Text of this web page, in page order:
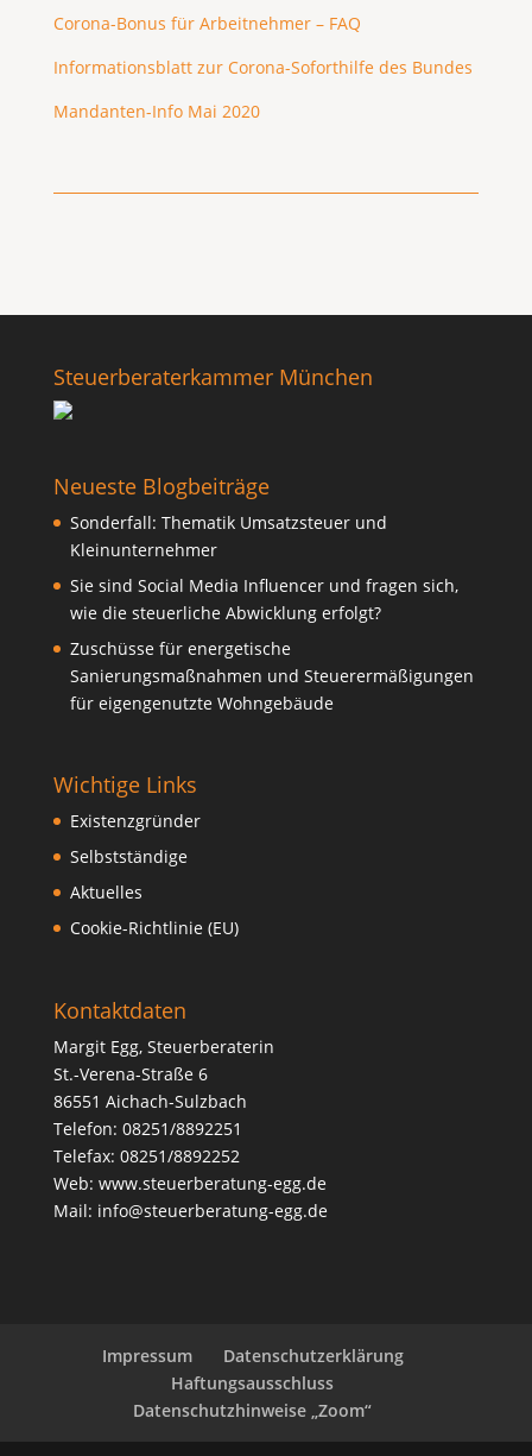
Corona-Bonus für Arbeitnehmer – FAQ
Informationsblatt zur Corona-Soforthilfe des Bundes
Mandanten-Info Mai 2020
Steuerberaterkammer München
Neueste Blogbeiträge
Sonderfall: Thematik Umsatzsteuer und
Kleinunternehmer
Sie sind Social Media Influencer und fragen sich,
wie die steuerliche Abwicklung erfolgt?
Zuschüsse für energetische
Sanierungsmaßnahmen und Steuerermäßigungen
für eigengenutzte Wohngebäude
Wichtige Links
Existenzgründer
Selbstständige
Aktuelles
Cookie-Richtlinie (EU)
Kontaktdaten
Margit Egg, Steuerberaterin
St.-Verena-Straße 6
86551 Aichach-Sulzbach
Telefon: 08251/8892251
Telefax: 08251/8892252
Web: www.steuerberatung-egg.de
Mail: info@steuerberatung-egg.de
Impressum
Datenschutzerklärung
Haftungsausschluss
Datenschutzhinweise „Zoom“